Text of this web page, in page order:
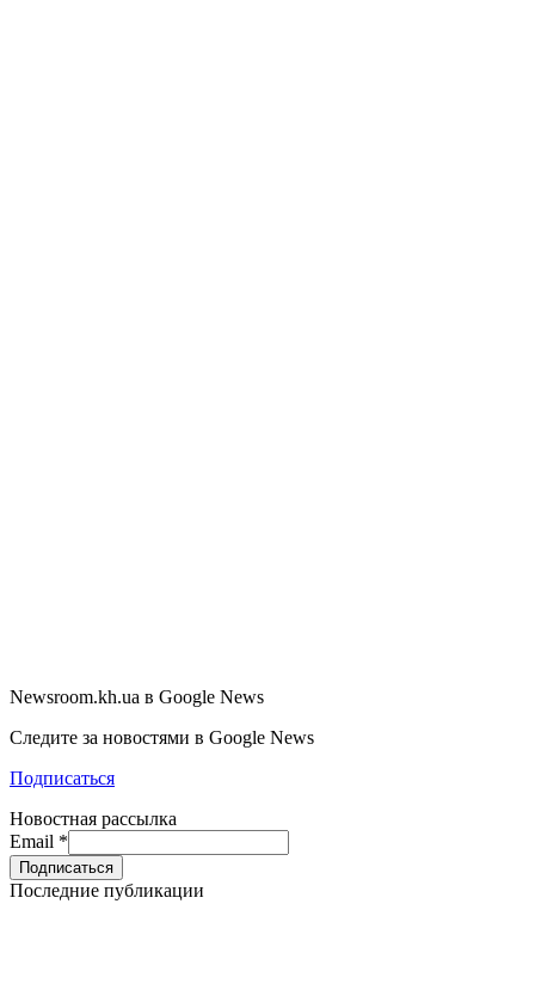
Newsroom.kh.ua в Google News
Следите за новостями в Google News
Подписаться
Новостная рассылка
Email *
Последние публикации